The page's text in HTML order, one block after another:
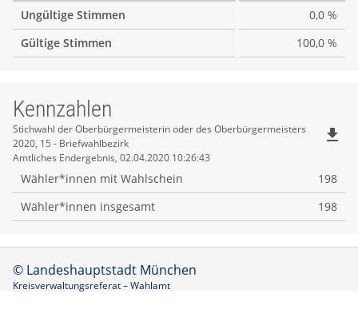
Ungültige Stimmen
0,0 %
Gültige Stimmen
100,0 %
Kennzahlen
Kennzahlen
Stichwahl der Oberbürgermeisterin oder des Oberbürgermeisters
2020, 15 - Briefwahlbezirk
Amtliches Endergebnis, 02.04.2020 10:26:43
file_download
Wähler*innen mit Wahlschein
198
Wähler*innen insgesamt
198
© Landeshauptstadt München
Kreisverwaltungsreferat – Wahlamt